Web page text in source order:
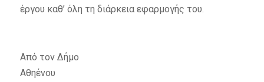
έργου καθ’ όλη τη διάρκεια εφαρμογής του.
Από τον Δήμο
Αθηένου